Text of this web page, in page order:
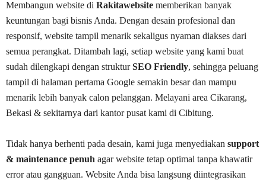
Membangun website di Rakitawebsite memberikan banyak
keuntungan bagi bisnis Anda. Dengan desain profesional dan
responsif, website tampil menarik sekaligus nyaman diakses dari
semua perangkat. Ditambah lagi, setiap website yang kami buat
sudah dilengkapi dengan strukturSEO Friendly, sehingga peluang
tampil di halaman pertama Google semakin besar dan mampu
menarik lebih banyak calon pelanggan. Melayani area Cikarang,
Bekasi & sekitarnya dari kantor pusat kami di Cibitung.
Tidak hanya berhenti pada desain, kami juga menyediakan support
& maintenance penuh agar website tetap optimal tanpa khawatir
error atau gangguan. Website Anda bisa langsung diintegrasikan